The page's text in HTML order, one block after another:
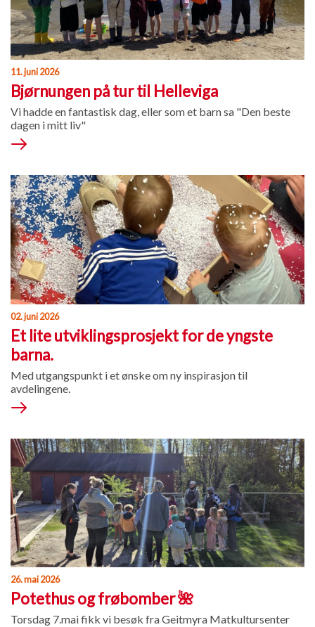
11. juni 2026
Bjørnungen på tur til Helleviga
Vi hadde en fantastisk dag, eller som et barn sa "Den beste
dagen i mitt liv"
02. juni 2026
Et lite utviklingsprosjekt for de yngste
barna.
Med utgangspunkt i et ønske om ny inspirasjon til
avdelingene.
26. mai 2026
Potethus og frøbomber 🌺
Torsdag 7.mai fikk vi besøk fra Geitmyra Matkultursenter